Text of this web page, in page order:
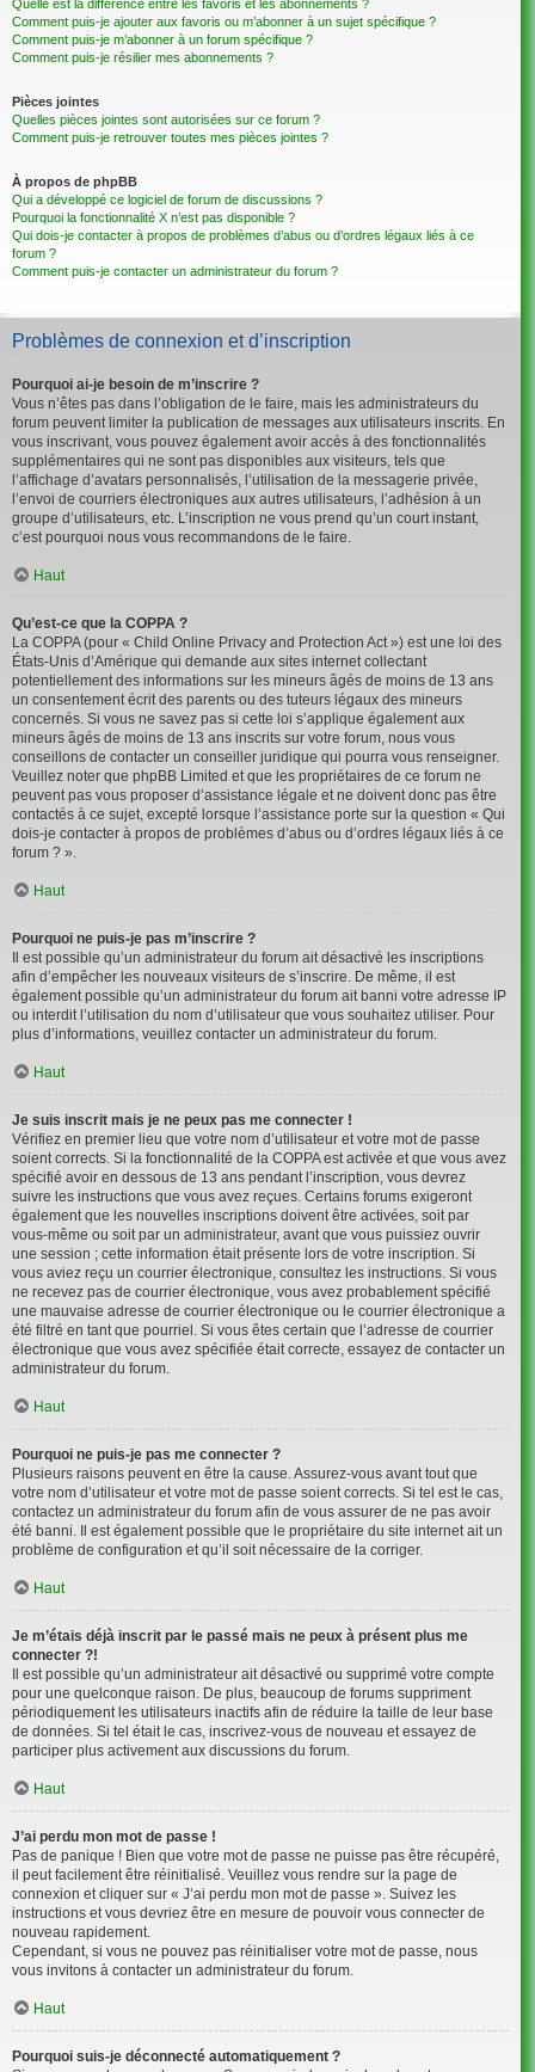
Quelle est la différence entre les favoris et les abonnements ?
Comment puis-je ajouter aux favoris ou m’abonner à un sujet spécifique ?
Comment puis-je m’abonner à un forum spécifique ?
Comment puis-je résilier mes abonnements ?
Pièces jointes
Quelles pièces jointes sont autorisées sur ce forum ?
Comment puis-je retrouver toutes mes pièces jointes ?
À propos de phpBB
Qui a développé ce logiciel de forum de discussions ?
Pourquoi la fonctionnalité X n’est pas disponible ?
Qui dois-je contacter à propos de problèmes d’abus ou d’ordres légaux liés à ce
forum ?
Comment puis-je contacter un administrateur du forum ?
Problèmes de connexion et d’inscription
Pourquoi ai-je besoin de m’inscrire ?
Vous n’êtes pas dans l’obligation de le faire, mais les administrateurs du
forum peuvent limiter la publication de messages aux utilisateurs inscrits. En
vous inscrivant, vous pouvez également avoir accès à des fonctionnalités
supplémentaires qui ne sont pas disponibles aux visiteurs, tels que
l’affichage d’avatars personnalisés, l’utilisation de la messagerie privée,
l’envoi de courriers électroniques aux autres utilisateurs, l’adhésion à un
groupe d’utilisateurs, etc. L’inscription ne vous prend qu’un court instant,
c’est pourquoi nous vous recommandons de le faire.
Haut
Qu’est-ce que la COPPA ?
La COPPA (pour « Child Online Privacy and Protection Act ») est une loi des
États-Unis d’Amérique qui demande aux sites internet collectant
potentiellement des informations sur les mineurs âgés de moins de 13 ans
un consentement écrit des parents ou des tuteurs légaux des mineurs
concernés. Si vous ne savez pas si cette loi s’applique également aux
mineurs âgés de moins de 13 ans inscrits sur votre forum, nous vous
conseillons de contacter un conseiller juridique qui pourra vous renseigner.
Veuillez noter que phpBB Limited et que les propriétaires de ce forum ne
peuvent pas vous proposer d’assistance légale et ne doivent donc pas être
contactés à ce sujet, excepté lorsque l’assistance porte sur la question « Qui
dois-je contacter à propos de problèmes d’abus ou d’ordres légaux liés à ce
forum ? ».
Haut
Pourquoi ne puis-je pas m’inscrire ?
Il est possible qu’un administrateur du forum ait désactivé les inscriptions
afin d’empêcher les nouveaux visiteurs de s’inscrire. De même, il est
également possible qu’un administrateur du forum ait banni votre adresse IP
ou interdit l’utilisation du nom d’utilisateur que vous souhaitez utiliser. Pour
plus d’informations, veuillez contacter un administrateur du forum.
Haut
Je suis inscrit mais je ne peux pas me connecter !
Vérifiez en premier lieu que votre nom d’utilisateur et votre mot de passe
soient corrects. Si la fonctionnalité de la COPPA est activée et que vous avez
spécifié avoir en dessous de 13 ans pendant l’inscription, vous devrez
suivre les instructions que vous avez reçues. Certains forums exigeront
également que les nouvelles inscriptions doivent être activées, soit par
vous-même ou soit par un administrateur, avant que vous puissiez ouvrir
une session ; cette information était présente lors de votre inscription. Si
vous aviez reçu un courrier électronique, consultez les instructions. Si vous
ne recevez pas de courrier électronique, vous avez probablement spécifié
une mauvaise adresse de courrier électronique ou le courrier électronique a
été filtré en tant que pourriel. Si vous êtes certain que l’adresse de courrier
électronique que vous avez spécifiée était correcte, essayez de contacter un
administrateur du forum.
Haut
Pourquoi ne puis-je pas me connecter ?
Plusieurs raisons peuvent en être la cause. Assurez-vous avant tout que
votre nom d’utilisateur et votre mot de passe soient corrects. Si tel est le cas,
contactez un administrateur du forum afin de vous assurer de ne pas avoir
été banni. Il est également possible que le propriétaire du site internet ait un
problème de configuration et qu’il soit nécessaire de la corriger.
Haut
Je m’étais déjà inscrit par le passé mais ne peux à présent plus me
connecter ?!
Il est possible qu’un administrateur ait désactivé ou supprimé votre compte
pour une quelconque raison. De plus, beaucoup de forums suppriment
périodiquement les utilisateurs inactifs afin de réduire la taille de leur base
de données. Si tel était le cas, inscrivez-vous de nouveau et essayez de
participer plus activement aux discussions du forum.
Haut
J’ai perdu mon mot de passe !
Pas de panique ! Bien que votre mot de passe ne puisse pas être récupéré,
il peut facilement être réinitialisé. Veuillez vous rendre sur la page de
connexion et cliquer sur « J’ai perdu mon mot de passe ». Suivez les
instructions et vous devriez être en mesure de pouvoir vous connecter de
nouveau rapidement.
Cependant, si vous ne pouvez pas réinitialiser votre mot de passe, nous
vous invitons à contacter un administrateur du forum.
Haut
Pourquoi suis-je déconnecté automatiquement ?